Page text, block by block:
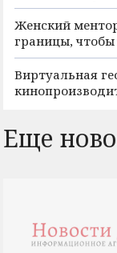
Женский
границы, чтобы
Виртуальная
Еще